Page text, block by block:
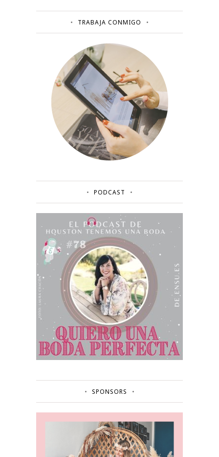
TRABAJA CONMIGO
PODCAST
SPONSORS